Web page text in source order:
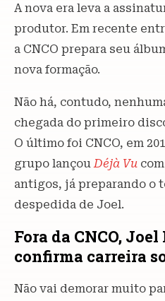
A nova era leva a
produtor. Em recente
a CNCO prepara seu
nova formação.
Não há, contudo,
chegada do primeiro
O último foi CNCO, em
grupo lançou Déjà Vu
antigos, já preparando o
despedida de Joel.
Fora da CNCO,
confirma carreira
Não vai demorar muito